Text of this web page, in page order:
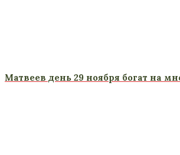
Матвеев день 29 ноября богат на